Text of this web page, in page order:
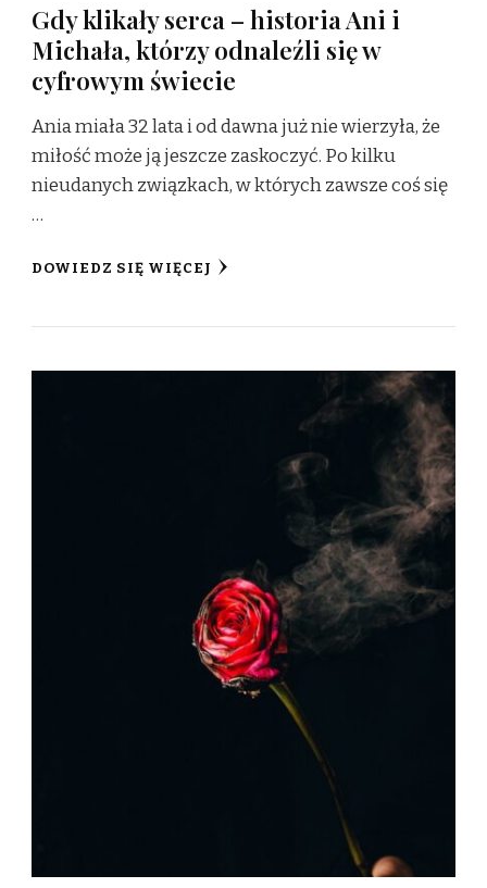
Gdy klikały serca – historia Ani i
Michała, którzy odnaleźli się w
cyfrowym świecie
Ania miała 32 lata i od dawna już nie wierzyła, że
miłość może ją jeszcze zaskoczyć. Po kilku
nieudanych związkach, w których zawsze coś się
…
DOWIEDZ SIĘ WIĘCEJ